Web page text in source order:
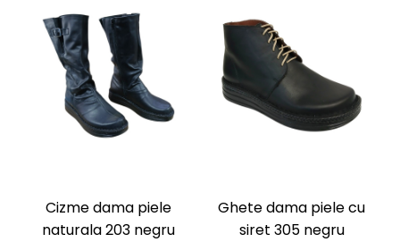
Cizme dama piele
naturala 203 negru
Ghete dama piele cu
siret 305 negru